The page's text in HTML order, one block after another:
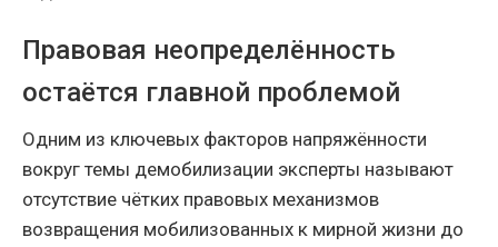
Правовая неопределённость
остаётся главной проблемой
Одним из ключевых факторов напряжённости
вокруг темы демобилизации эксперты называют
отсутствие чётких правовых механизмов
возвращения мобилизованных к мирной жизни до